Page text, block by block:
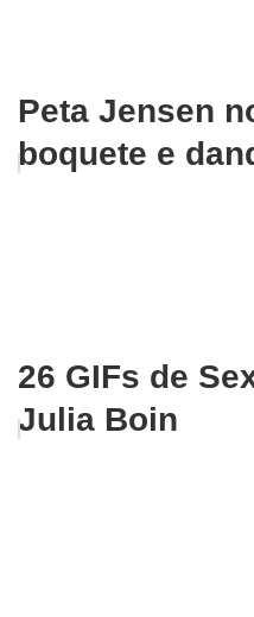
Peta Jensen
boquete e
26 GIFs de
Julia Boin